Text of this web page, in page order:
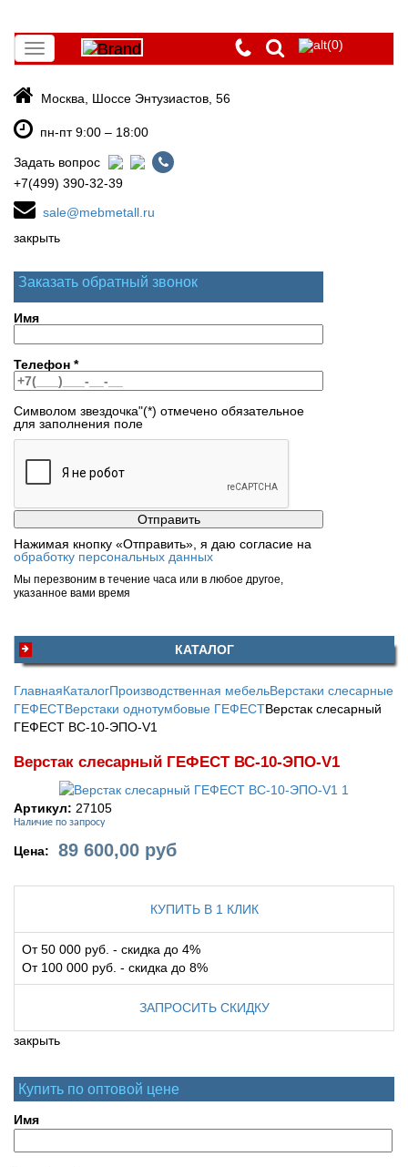
Toggle
navigation
(0)
Москва, Шоссе Энтузиастов, 56
пн-пт 9:00 – 18:00
Задать вопрос
+7(499) 390-32-39
sale@mebmetall.ru
закрыть
Заказать обратный звонок
Имя
Телефон *
Символом звездочка"(*) отмечено обязательное
для заполнения поле
Нажимая кнопку «Отправить», я даю согласие на
обработку персональных данных
Мы перезвоним в течение часа или в любое другое,
указанное вами время
КАТАЛОГ
ГлавнаяКаталогПроизводственная мебельВерстаки слесарные
ГЕФЕСТВерстаки однотумбовые ГЕФЕСТВерстак слесарный
ГЕФЕСТ ВС-10-ЭПО-V1
Верстак слесарный ГЕФЕСТ ВС-10-ЭПО-V1
Артикул: 27105
Наличие по запросу
Цена: 89 600,00 руб
КУПИТЬ В 1 КЛИК
От 50 000 руб. - скидка до 4%
От 100 000 руб. - скидка до 8%
ЗАПРОСИТЬ СКИДКУ
закрыть
Купить по оптовой цене
Имя